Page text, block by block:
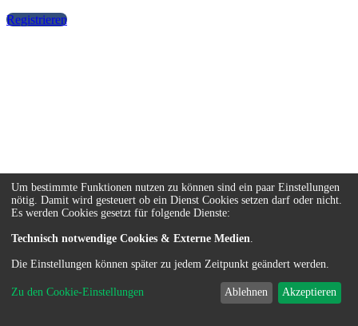
Registrieren
Um bestimmte Funktionen nutzen zu können sind ein paar Einstellungen
nötig. Damit wird gesteuert ob ein Dienst Cookies setzen darf oder nicht.
Es werden Cookies gesetzt für folgende Dienste:
Technisch notwendige Cookies & Externe Medien
Die Einstellungen können später zu jedem Zeitpunkt geändert werden.
Zu den Cookie-Einstellungen Ablehnen Akzeptieren